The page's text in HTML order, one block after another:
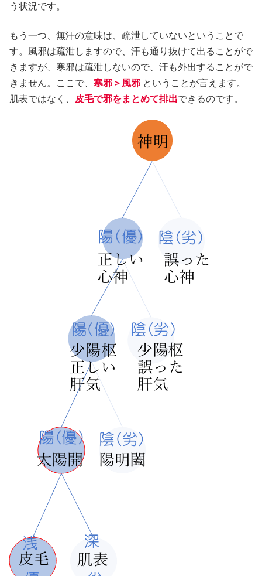
う状況です。
もう一つ、無汗の意味は、疏泄していないということで
す。風邪は疏泄しますので、汗も通り抜けて出ることがで
きますが、寒邪は疏泄しないので、汗も外出することがで
きません。ここで、 寒邪＞風邪 ということが言えます。
肌表ではなく、
皮毛で邪をまとめて排出できるのです。